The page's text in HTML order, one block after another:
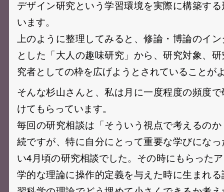
デザイン研究という学習環境を実際に構築す
います。
上のように整理してみると、修論・博論のイ
とした「大人の趣味研究」から、研究対象、
究者としての枠を広げようとされていることが
そんな杉山さんと、私は月に一度程度の頻度
けてもらっています。
毎回の研究相談は「そういう視点で考えるの
続ですが、特に自分にとって重要な学びにな
い4月頃の研究相談でした。その時にもらった
学的な理論に操作的定義を与えた時に生まれ